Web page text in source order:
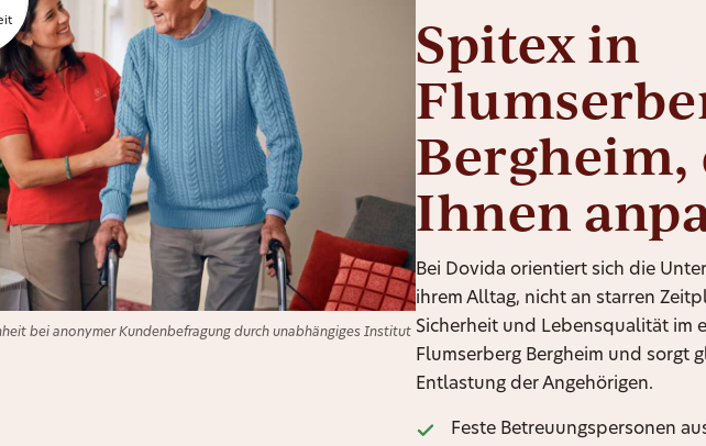
bei anonymer Kundenbefragung durch unabhängiges Institut
Spitex in
Bergheim,
Ihnen
Bei Dovida orientiert sich die
ihrem Alltag, nicht an starren
Sicherheit und Lebensqualität im
Flumserberg Bergheim und sorgt
Entlastung der Angehörigen.
Feste Betreuungspersonen